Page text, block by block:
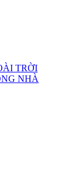
TRỜI
NHÀ